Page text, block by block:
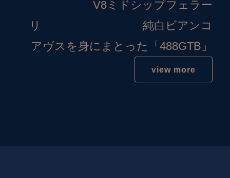
V8ミドシップフェラー
リ 純白ビアンコ
アヴスを身にまとった「488GTB」
view more